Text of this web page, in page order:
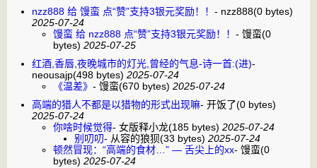
nzz888 给 馒蛮 点“赞”支持3银元奖励！！ - nzz888(0 bytes)
2025-07-24
馒蛮 给 nzz888 点“赞”支持3银元奖励！！ - 馒蛮(0
bytes) 2025-07-25
红酒,香唇,夜晚城市的灯光,曾经的气息-诗一首:(进)-
neousajp(498 bytes) 2025-07-24
《温差》 - 馒蛮(670 bytes) 2025-07-24
高端的猎人不都是以猎物的形式出现嘛- 开饭了(0 bytes)
2025-07-24
你啥时候觉得- 女版释小龙(185 bytes) 2025-07-24
别叨叨- 从容的狼狈(33 bytes) 2025-07-24
顿然冒现：“高端的食材…” — 舌尖上的xx- 馒蛮(0
bytes) 2025-07-24